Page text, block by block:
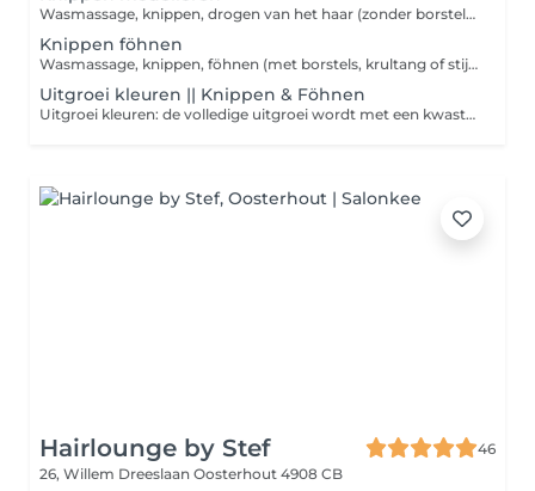
Wasmassage, knippen, drogen van het haar (zonder borstels/krultang/stijltang) maar wel met stylingsproducten.
Knippen föhnen
Wasmassage, knippen, föhnen (met borstels, krultang of stijltang) en stylingsproducten.
Uitgroei kleuren || Knippen & Föhnen
Uitgroei kleuren: de volledige uitgroei wordt met een kwast ingezet. Verwar dit dus niet met highlights.
Hairlounge by Stef
46
26, Willem Dreeslaan Oosterhout 4908 CB